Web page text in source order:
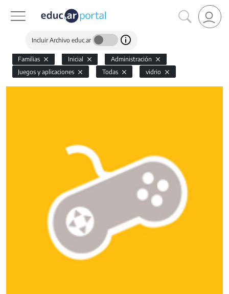
Incluir Archivo educ.ar
Familias Inicial
Administración
Juegos y aplicaciones
Todas vidrio